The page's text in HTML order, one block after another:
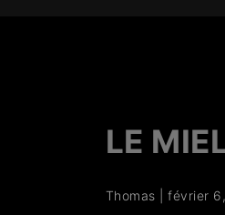
LE
Thomas |février